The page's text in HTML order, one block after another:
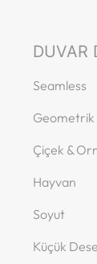
DUVAR
Seamless
Geometrik
Çiçek &
Hayvan
Soyut
Küçük